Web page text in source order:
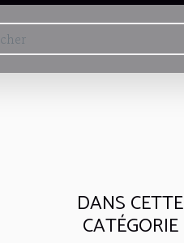
DANS CETTE
CATÉGORIE